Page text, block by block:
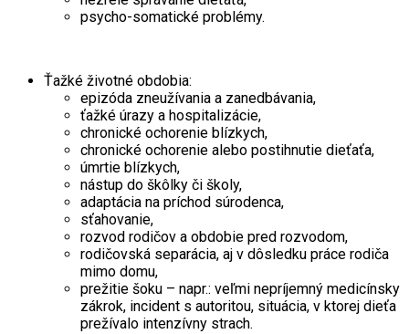
psycho-somatické problémy.
Ťažké životné obdobia:
epizóda zneužívania a zanedbávania,
ťažké úrazy a hospitalizácie,
chronické ochorenie blízkych,
chronické ochorenie alebo postihnutie dieťaťa,
úmrtie blízkych,
nástup do škôlky či školy,
adaptácia na príchod súrodenca,
sťahovanie,
rozvod rodičov a obdobie pred rozvodom,
rodičovská separácia, aj v dôsledku práce rodiča
mimo domu,
prežitie šoku – napr.: veľmi nepríjemný medicínsky
zákrok, incident s autoritou, situácia, v ktorej dieťa
prežívalo intenzívny strach.